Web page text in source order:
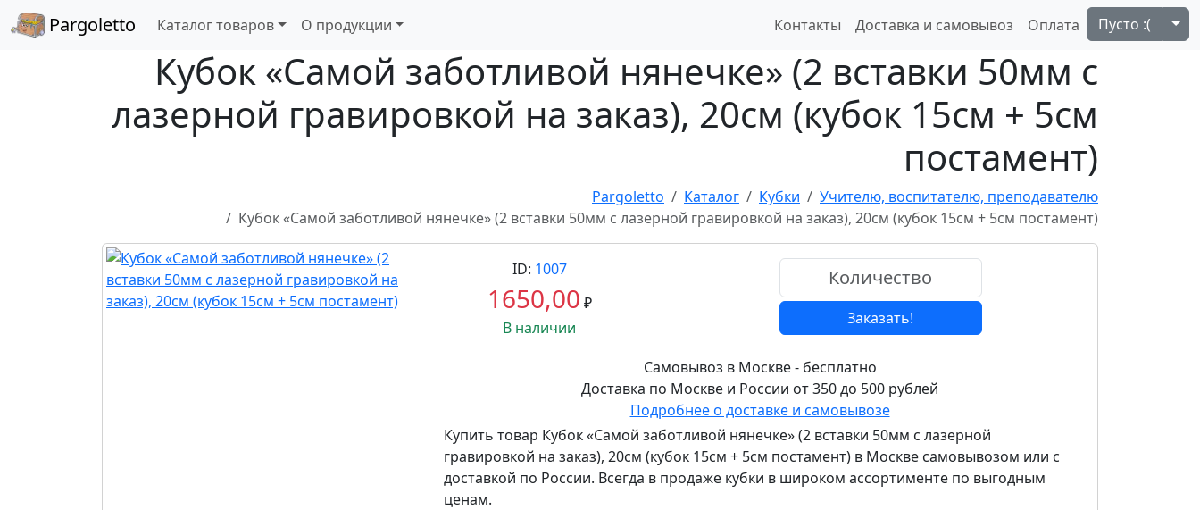
Pargoletto Каталог товаров О продукции Контакты Доставка и самовывоз Оплата Пусто :(
Кубок «Самой заботливой нянечке» (2 вставки 50мм с
лазерной гравировкой на заказ), 20см (кубок 15см + 5см
постамент)
Pargoletto Каталог Кубки
Учителю, воспитателю, преподавателю
Кубок «Самой заботливой нянечке» (2 вставки 50мм с лазерной гравировкой на заказ), 20см (кубок 15см + 5см постамент)
ID: 1007
1650,00 ₽
В наличии
Заказать!
Самовывоз в Москве - бесплатно
Доставка по Москве и России от 350 до 500 рублей
Подробнее о доставке и самовывозе
Купить товар Кубок «Самой заботливой нянечке» (2 вставки 50мм с лазерной
гравировкой на заказ), 20см (кубок 15см + 5см постамент) в Москве самовывозом или с
доставкой по России. Всегда в продаже кубки в широком ассортименте по выгодным
ценам.